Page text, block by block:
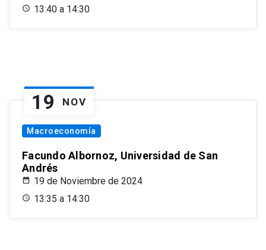
13:40 a 14:30
19 NOV
Macroeconomía
Facundo Albornoz, Universidad de San
Andrés
19 de Noviembre de 2024
13:35 a 14:30